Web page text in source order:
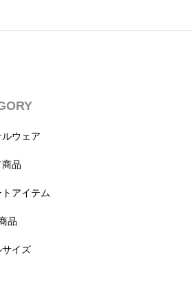
ウェア
品
アイテム
品
サイズ